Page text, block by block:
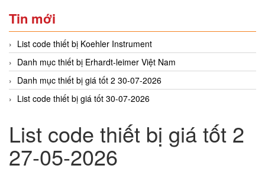
Tin mới
List code thiết bị Koehler Instrument
Danh mục thiết bị Erhardt-leimer Việt Nam
Danh mục thiết bị giá tốt 2 30-07-2026
List code thiết bị giá tốt 30-07-2026
List code thiết bị giá tốt 2
27-05-2026